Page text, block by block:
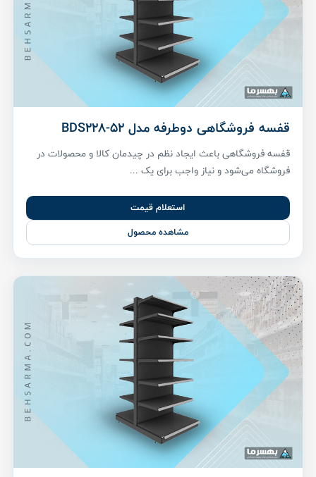
قفسه فروشگاهی دوطرفه مدل BDS228-52
قفسه فروشگاهی باعث ایجاد نظم در چیدمان کالا و محصولات در
فروشگاه می‌شود و نیاز واجب برای یک ...
استعلام قیمت
مشاهده محصول